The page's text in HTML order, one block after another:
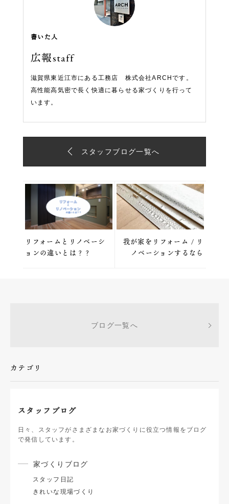
書いた人
広報staff
滋賀県東近江市にある工務店 株式会社ARCHです。
高性能高気密で長く快適に暮らせる家づくりを行って
います。
スタッフブログ一覧へ
リフォームとリノベーシ
ョンの違いとは？？
我が家をリフォーム / リ
ノベーションするなら
ブログ一覧へ
カテゴリ
スタッフブログ
日々、スタッフがさまざまなお家づくりに役立つ情報をブログ
で発信しています。
家づくりブログ
スタッフ日記
きれいな現場づくり